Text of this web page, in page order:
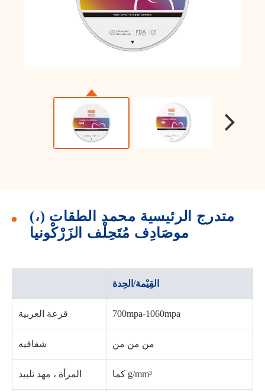
متدرج الرئيسية محمد الطقات (،)
موصَادِف مُتَحِلْف الزَرْكْونيا
القِيْمة/الحِدة
قرعة العربية 700mpa-1060mpa
شفافيه من من من
المرأة ، مهد تلبيد كما g/mm³